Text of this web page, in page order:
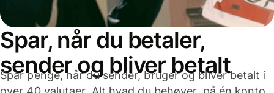
Spar, når du betaler,
sender og bliver betalt
Spar penge, når du sender, bruger og bliver betalt i